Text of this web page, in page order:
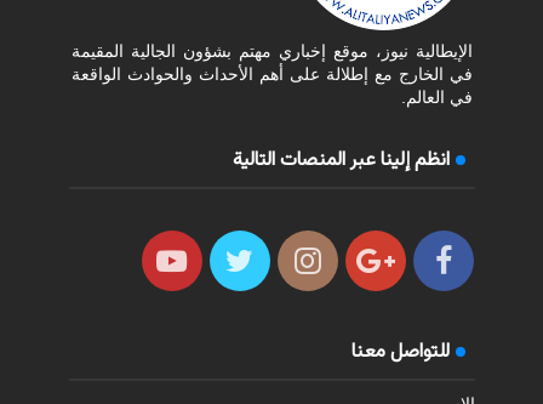
الإيطالية نيوز، موقع إخباري مهتم بشؤون الجالية المقيمة
في الخارج مع إطلالة على أهم الأحداث والحوادث الواقعة
في العالم.
انظم إلينا عبر المنصات التالية
للتواصل معنا